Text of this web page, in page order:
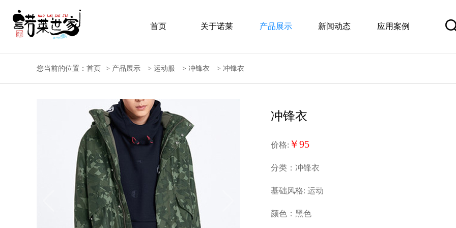
首页 关于诺莱 产品展示 新闻动态 应用案例
您当前的位置： 首页 > 产品展示 > 运动服 > 冲锋衣 > 冲锋衣
冲锋衣
价格: ￥95
分类：冲锋衣
基础风格: 运动
颜色：黑色